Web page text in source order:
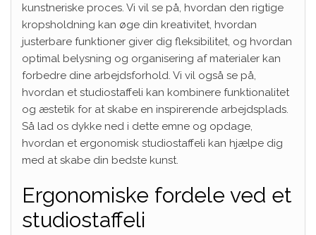
kunstneriske proces. Vi vil se på, hvordan den rigtige
kropsholdning kan øge din kreativitet, hvordan
justerbare funktioner giver dig fleksibilitet, og hvordan
optimal belysning og organisering af materialer kan
forbedre dine arbejdsforhold. Vi vil også se på,
hvordan et studiostaffeli kan kombinere funktionalitet
og æstetik for at skabe en inspirerende arbejdsplads.
Så lad os dykke ned i dette emne og opdage,
hvordan et ergonomisk studiostaffeli kan hjælpe dig
med at skabe din bedste kunst.
Ergonomiske fordele ved et
studiostaffeli